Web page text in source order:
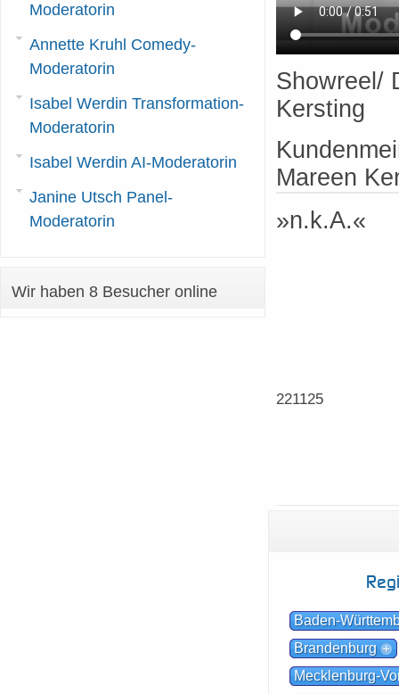
Showreel/
Kersting
Mareen
»n.k.A.«
221125
Baden-
Brandenburg
Mecklenburg-
Moderatorin
Annette Kruhl Comedy-
Moderatorin
Isabel Werdin Transformation-
Moderatorin
Isabel Werdin AI-Moderatorin
Janine Utsch Panel-
Moderatorin
Wir haben 8 Besucher online